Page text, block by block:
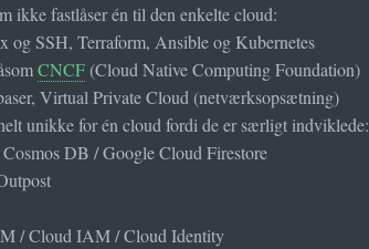
ikke fastlåser én til den enkelte cloud:
og SSH, Terraform, Ansible og Kubernetes
CNCF (Cloud Native Computing Foundation)
Virtual Private Cloud (netværksopsætning)
unikke for én cloud fordi de er særligt indviklede:
DB / Google Cloud Firestore
/ Cloud IAM / Cloud Identity